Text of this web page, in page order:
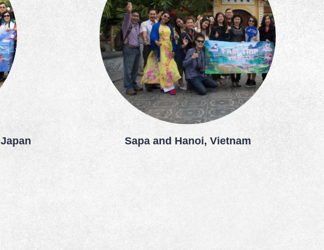
Sapa and Hanoi, Vietnam